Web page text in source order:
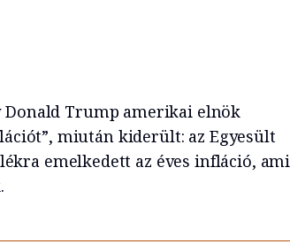
Donald Trump amerikai elnök
miután kiderült: az Egyesült
emelkedett az éves infláció, ami